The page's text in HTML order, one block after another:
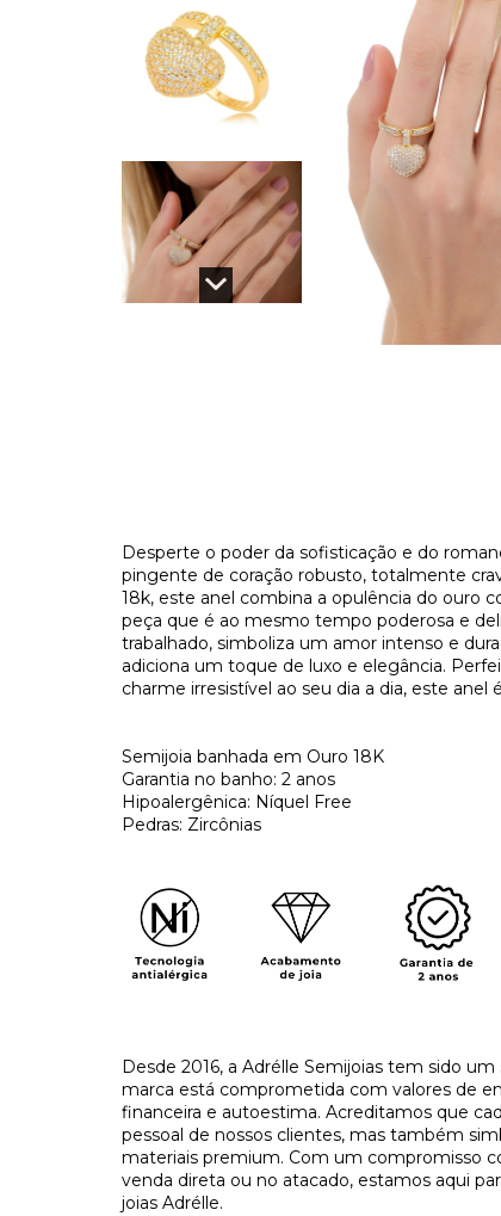
Desperte o poder da sofisticação e do
pingente de coração robusto, totalmente
18k, este anel combina a opulência do ouro
peça que é ao mesmo tempo poderosa e
trabalhado, simboliza um amor intenso e
adiciona um toque de luxo e elegância.
charme irresistível ao seu dia a dia, este
Semijoia banhada em Ouro 18K
Garantia no banho: 2 anos
Hipoalergênica: Níquel Free
Pedras: Zircônias
Desde 2016, a Adrélle Semijoias tem sido
marca está comprometida com valores de
financeira e autoestima. Acreditamos que
pessoal de nossos clientes, mas também
materiais premium. Com um compromisso
venda direta ou no atacado, estamos aqui
joias Adrélle.